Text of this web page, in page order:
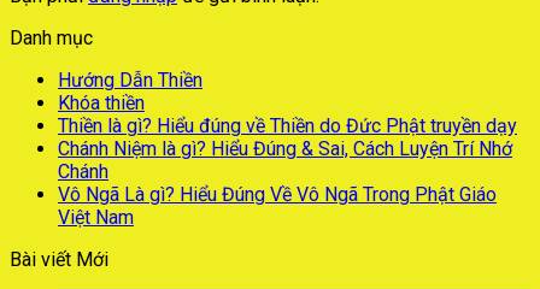
Danh mục
Hướng Dẫn Thiền
Khóa thiền
Thiền là gì? Hiểu đúng về Thiền do Đức Phật truyền dạy
Chánh Niệm là gì? Hiểu Đúng & Sai, Cách Luyện Trí Nhớ
Chánh
Vô Ngã Là gì? Hiểu Đúng Về Vô Ngã Trong Phật Giáo
Việt Nam
Bài viết Mới